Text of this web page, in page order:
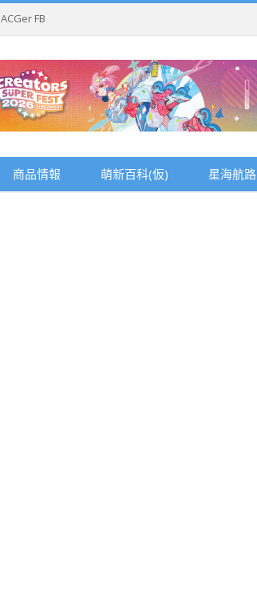
ACGer FB
商品情報 萌新百科(仮) 星海航路